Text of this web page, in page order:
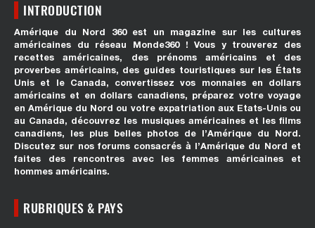
INTRODUCTION
Amérique du Nord 360 est un magazine sur les cultures
américaines du réseau Monde360 ! Vous y trouverez des
recettes américaines, des prénoms américains et des
proverbes américains, des guides touristiques sur les États
Unis et le Canada, convertissez vos monnaies en dollars
américains et en dollars canadiens, préparez votre voyage
en Amérique du Nord ou votre expatriation aux Etats-Unis ou
au Canada, découvrez les musiques américaines et les films
canadiens, les plus belles photos de l’Amérique du Nord.
Discutez sur nos forums consacrés à l’Amérique du Nord et
faites des rencontres avec les femmes américaines et
hommes américains.
RUBRIQUES & PAYS